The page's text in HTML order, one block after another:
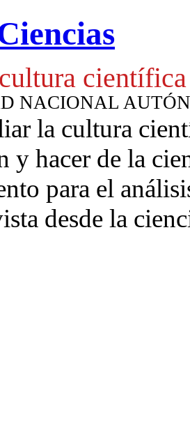
científica
NACIONAL
la cultura
y hacer de la
para el
desde la